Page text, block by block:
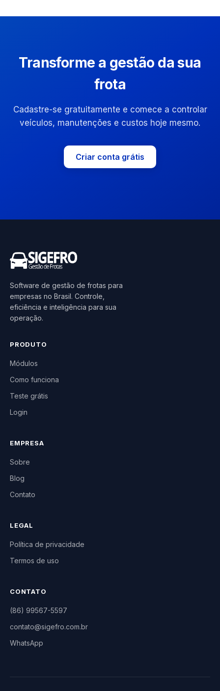
Transforme a gestão da sua
frota
Cadastre-se gratuitamente e comece a controlar
veículos, manutenções e custos hoje mesmo.
Criar conta grátis
Software de gestão de frotas para
empresas no Brasil. Controle,
eficiência e inteligência para sua
operação.
PRODUTO
Módulos
Como funciona
Teste grátis
Login
EMPRESA
Sobre
Blog
Contato
LEGAL
Política de privacidade
Termos de uso
CONTATO
(86) 99567-5597
contato@sigefro.com.br
WhatsApp